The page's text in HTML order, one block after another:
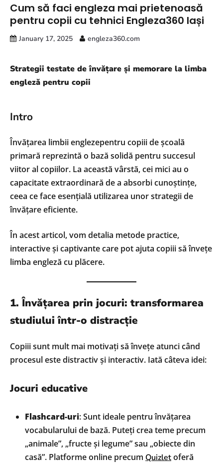
Cum să faci engleza mai prietenoasă
pentru copii cu tehnici Engleza360 Iași
January 17, 2025 engleza360.com
Strategii testate de învățare și memorare la limba
engleză pentru copii
Intro
Învățarea limbii englezepentru copiii de școală
primară reprezintă o bază solidă pentru succesul
viitor al copiilor. La această vârstă, cei mici au o
capacitate extraordinară de a absorbi cunoștințe,
ceea ce face esențială utilizarea unor strategii de
învățare eficiente.
În acest articol, vom detalia metode practice,
interactive și captivante care pot ajuta copiii să învețe
limba engleză cu plăcere.
1. Învățarea prin jocuri: transformarea
studiului într-o distracție
Copiii sunt mult mai motivați să învețe atunci când
procesul este distractiv și interactiv. Iată câteva idei:
Jocuri educative
Flashcard-uri: Sunt ideale pentru învățarea
vocabularului de bază. Puteți crea teme precum
„animale”, „fructe și legume” sau „obiecte din
casă”. Platforme online precum Quizletoferă